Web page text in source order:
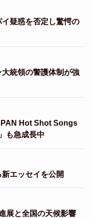
疑惑を否定し驚愕の
統領の警護体制が強
Hot Shot Songs
も急成長中
エッセイを公開
展と全国の天候影響